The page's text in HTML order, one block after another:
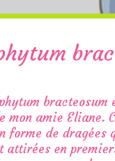
bracteosum
mon amie Eliane.
forme de dragées
attirées en